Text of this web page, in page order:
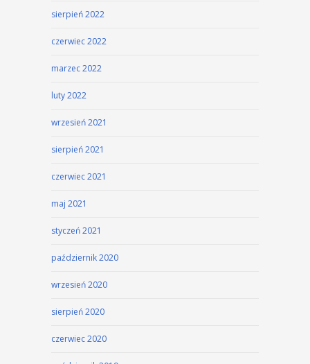
sierpień 2022
czerwiec 2022
marzec 2022
luty 2022
wrzesień 2021
sierpień 2021
czerwiec 2021
maj 2021
styczeń 2021
październik 2020
wrzesień 2020
sierpień 2020
czerwiec 2020